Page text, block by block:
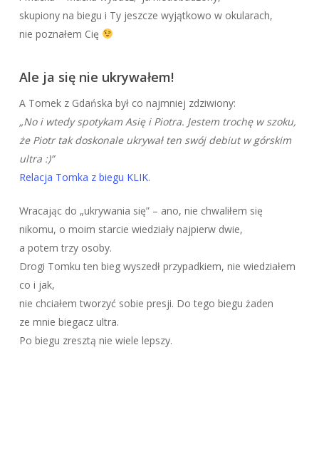
skupiony na biegu i Ty jeszcze wyjątkowo w okularach,
nie poznałem Cię
Ale ja się nie ukrywałem!
A Tomek z Gdańska był co najmniej zdziwiony:
„No i wtedy spotykam Asię i Piotra. Jestem trochę w szoku,
że Piotr tak doskonale ukrywał ten swój debiut w górskim
ultra :)”
Relacja Tomka z biegu KLIK.
Wracając do „ukrywania się” – ano, nie chwaliłem się
nikomu, o moim starcie wiedziały najpierw dwie,
a potem trzy osoby.
Drogi Tomku ten bieg wyszedł przypadkiem, nie wiedziałem
co i jak,
nie chciałem tworzyć sobie presji. Do tego biegu żaden
ze mnie biegacz ultra.
Po biegu zresztą nie wiele lepszy.